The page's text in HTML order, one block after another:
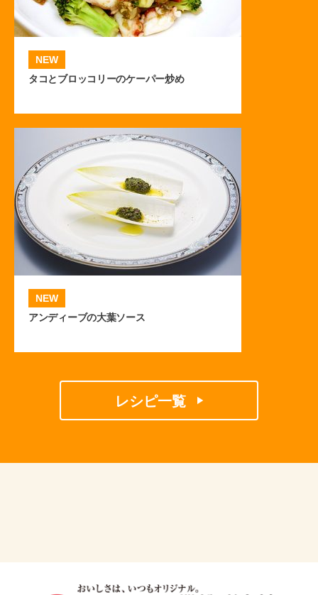
NEW
タコとブロッコリーのケーパー炒め
NEW
アンディーブの大葉ソース
レシピ一覧